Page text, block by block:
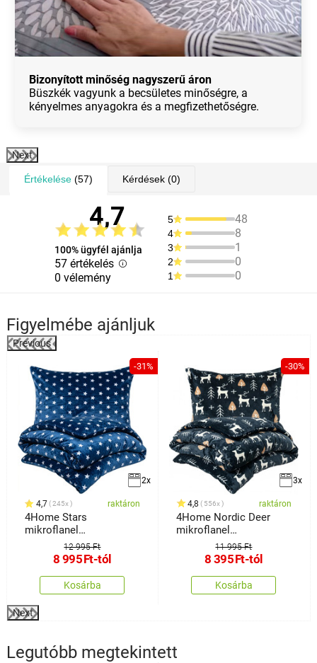
Bizonyított minőség nagyszerű áron
Büszkék vagyunk a becsületes minőségre, a
kényelmes anyagokra és a megfizethetőségre.
Next
Értékelése(57) Kérdések(0)
4,7
100% ügyfél ajánlja
57 értékelés
0 vélemény
5 48
4 8
3 1
2 0
1 0
Figyelmébe ajánljuk
Previous
-31%
2x
4,7 245x raktáron
4Home Stars
mikroflanel
ágyneműhuzat kék
12 995 Ft
8 995Ft-tól
Kosárba
-30%
3x
4,8 556x raktáron
4Home Nordic Deer
mikroflanel
ágyneműhuzat
11 995 Ft
8 395Ft-tól
Kosárba
Next
Legutóbb megtekintett